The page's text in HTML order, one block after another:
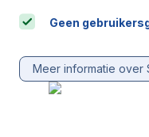
Geen
Meer informatie over